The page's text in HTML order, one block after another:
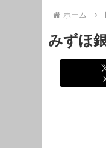
ホーム
みずほ